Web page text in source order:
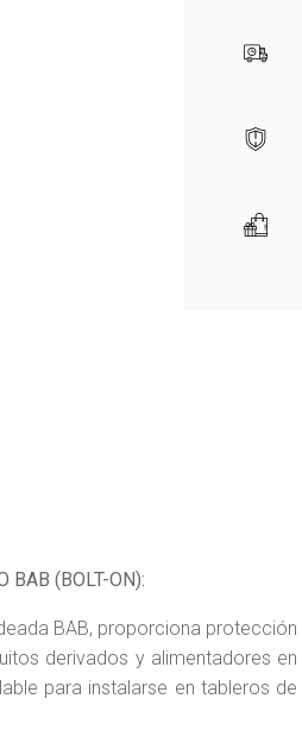
BAB (BOLT-ON):
BAB, proporciona protección
derivados y alimentadores en
para instalarse en tableros de